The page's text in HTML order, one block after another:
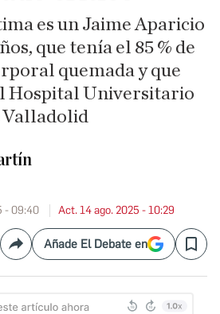
es un Jaime Aparicio
que tenía el 85 % de
quemada y que
Hospital Universitario
Valladolid
- 09:40 Act. 14 ago. 2025 - 10:29
CompartirAñade El Debate en Save